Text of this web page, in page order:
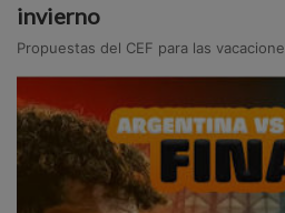
invierno
Propuestas del CEF para las